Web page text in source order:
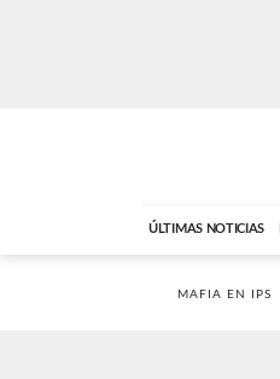
ÚLTIMAS NOTICIAS
MAFIA EN IPS